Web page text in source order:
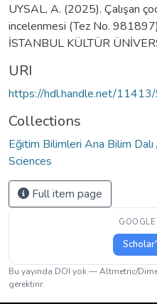
UYSAL, A. (2025). Çalışan
incelenmesi (Tez No.
İSTANBUL KÜLTÜR
URI
https://hdl.handle.net/
Collections
Eğitim Bilimleri Ana Bilim
Sciences
Full item page
Bu yayında DOI yok — Altmetric/
gerektirir.